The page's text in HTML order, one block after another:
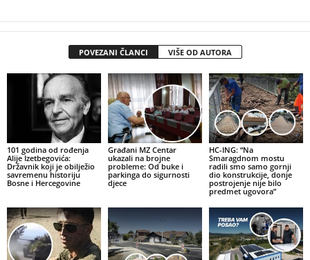
POVEZANI ČLANCI VIŠE OD AUTORA
101 godina od rođenja
Alije Izetbegovića:
Državnik koji je obilježio
savremenu historiju
Bosne i Hercegovine
Građani MZ Centar
ukazali na brojne
probleme: Od buke i
parkinga do sigurnosti
djece
HC-ING: “Na
Smaragdnom mostu
radili smo samo gornji
dio konstrukcije, donje
postrojenje nije bilo
predmet ugovora”